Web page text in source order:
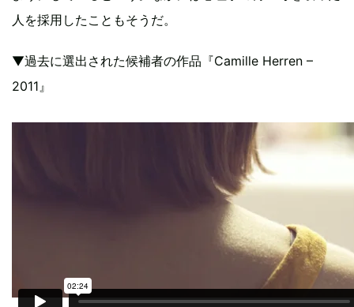
人を採用したこともそうだ。
▼過去に選出された候補者の作品『Camille Herren –
2011』